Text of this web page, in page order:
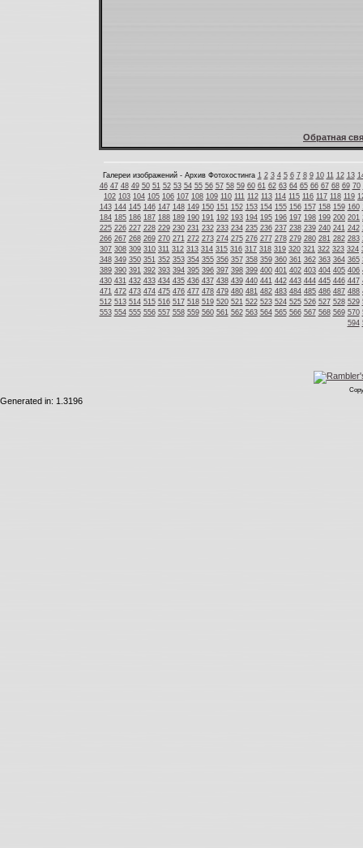
Обратная
Галереи изображений - Архив Фотохостинга 1 2 3 4 5 6 7 8 9 10 11 12 13
46 47 48 49 50 51 52 53 54 55 56 57 58 59 60 61 62 63 64 65 66 67 68 69 70
102 103 104 105 106 107 108 109 110 111 112 113 114 115 116 117 118 119
143 144 145 146 147 148 149 150 151 152 153 154 155 156 157 158 159 160
184 185 186 187 188 189 190 191 192 193 194 195 196 197 198 199 200 201
225 226 227 228 229 230 231 232 233 234 235 236 237 238 239 240 241 242
266 267 268 269 270 271 272 273 274 275 276 277 278 279 280 281 282 283
307 308 309 310 311 312 313 314 315 316 317 318 319 320 321 322 323 324
348 349 350 351 352 353 354 355 356 357 358 359 360 361 362 363 364 365
389 390 391 392 393 394 395 396 397 398 399 400 401 402 403 404 405 406
430 431 432 433 434 435 436 437 438 439 440 441 442 443 444 445 446 447
471 472 473 474 475 476 477 478 479 480 481 482 483 484 485 486 487 488
512 513 514 515 516 517 518 519 520 521 522 523 524 525 526 527 528 529
553 554 555 556 557 558 559 560 561 562 563 564 565 566 567 568 569 570
594
Generated in: 1.3196